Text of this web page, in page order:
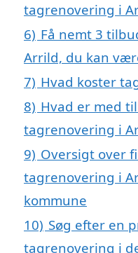
tagrenovering i
6) Få nemt 3
Arrild, du kan
7) Hvad koster
8) Hvad er med
tagrenovering i
9) Oversigt over
tagrenovering i
kommune
10) Søg efter en
tagrenovering i